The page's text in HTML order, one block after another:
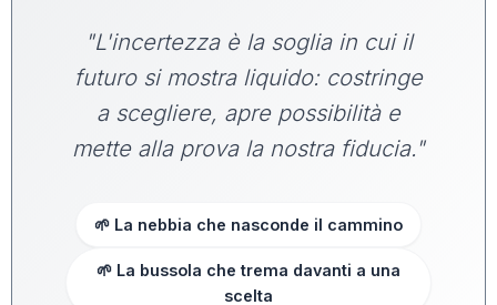
"L'incertezza è la soglia in cui il
futuro si mostra liquido: costringe
a scegliere, apre possibilità e
mette alla prova la nostra fiducia."
🌱 La nebbia che nasconde il cammino
🌱 La bussola che trema davanti a una
scelta